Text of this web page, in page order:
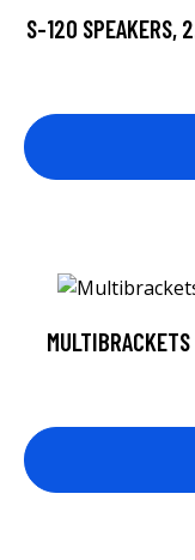
S-120 SPEAKERS,